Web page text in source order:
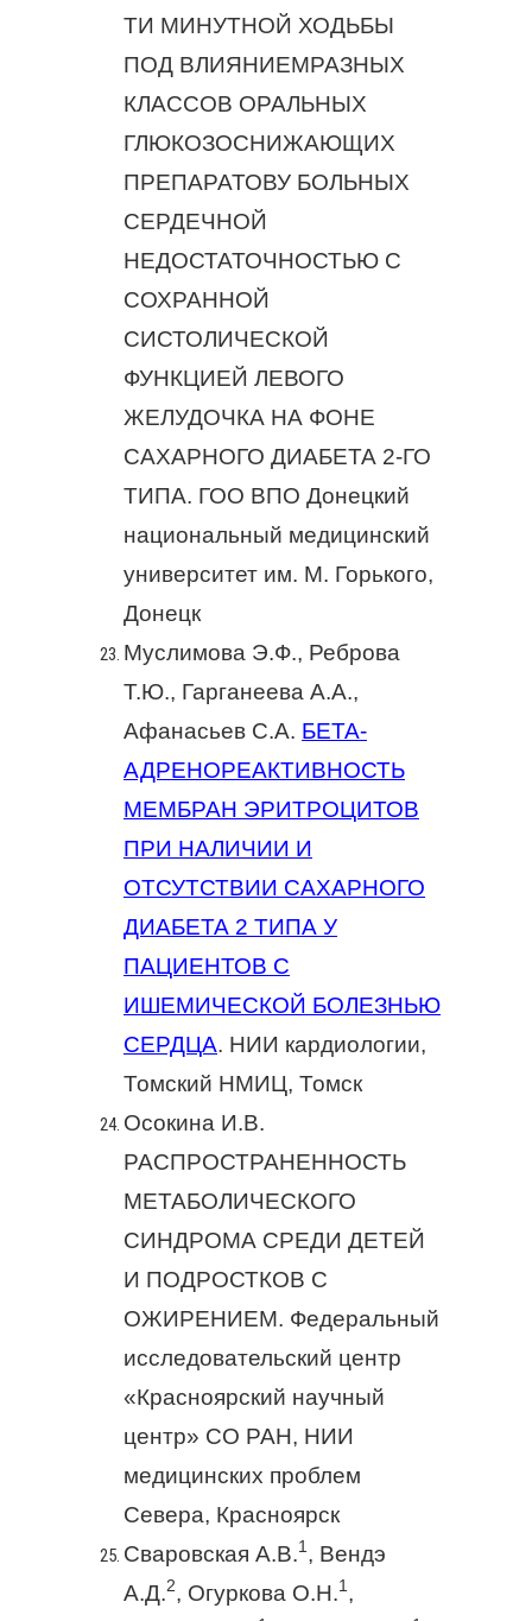
ТИ МИНУТНОЙ ХОДЬБЫ
ПОД ВЛИЯНИЕМРАЗНЫХ
КЛАССОВ ОРАЛЬНЫХ
ГЛЮКОЗОСНИЖАЮЩИХ
ПРЕПАРАТОВУ БОЛЬНЫХ
СЕРДЕЧНОЙ
НЕДОСТАТОЧНОСТЬЮ С
СОХРАННОЙ
СИСТОЛИЧЕСКОЙ
ФУНКЦИЕЙ ЛЕВОГО
ЖЕЛУДОЧКА НА ФОНЕ
САХАРНОГО ДИАБЕТА 2-ГО
ТИПА. ГОО ВПО Донецкий
национальный медицинский
университет им. М. Горького,
Донецк
Муслимова Э.Ф., Реброва
Т.Ю., Гарганеева А.А.,
Афанасьев С.А. БЕТА-
АДРЕНОРЕАКТИВНОСТЬ
МЕМБРАН ЭРИТРОЦИТОВ
ПРИ НАЛИЧИИ И
ОТСУТСТВИИ САХАРНОГО
ДИАБЕТА 2 ТИПА У
ПАЦИЕНТОВ С
ИШЕМИЧЕСКОЙ БОЛЕЗНЬЮ
СЕРДЦА. НИИ кардиологии,
Томский НМИЦ, Томск
Осокина И.В.
РАСПРОСТРАНЕННОСТЬ
МЕТАБОЛИЧЕСКОГО
СИНДРОМА СРЕДИ ДЕТЕЙ
И ПОДРОСТКОВ С
ОЖИРЕНИЕМ. Федеральный
исследовательский центр
«Красноярский научный
центр» СО РАН, НИИ
медицинских проблем
Севера, Красноярск
Сваровская А.В.1, Вендэ
А.Д.2, Огуркова О.Н.1,